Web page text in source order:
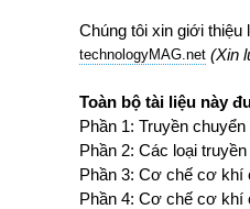
Chúng tôi xin giới
technologyMAG.net (Xin
Toàn bộ tài liệu này
Phần 1: Truyền
Phần 2: Các loại
Phần 3: Cơ chế cơ khí
Phần 4: Cơ chế cơ khí